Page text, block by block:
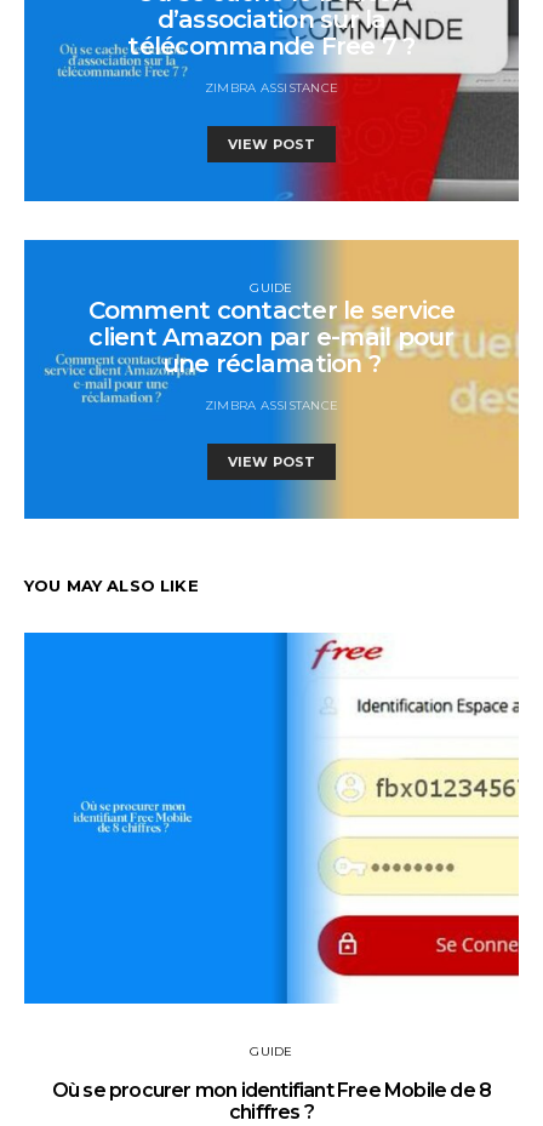
d’association sur la
télécommande Free 7 ?
ZIMBRA ASSISTANCE
VIEW POST
GUIDE
Comment contacter le service
client Amazon par e-mail pour
une réclamation ?
ZIMBRA ASSISTANCE
VIEW POST
YOU MAY ALSO LIKE
GUIDE
Où se procurer mon identifiant Free Mobile de 8
chiffres ?